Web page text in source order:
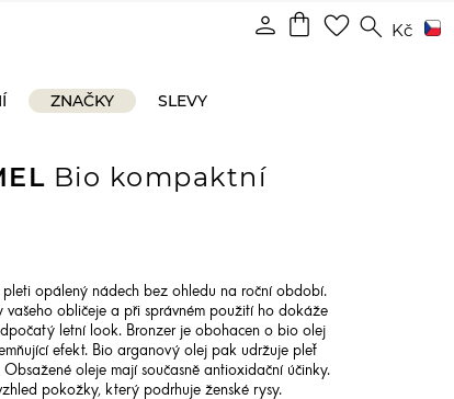
shopping_bag favorite_border search Kč
person
ZNAČKY SLEVY
Bio kompaktní
opálený nádech bez ohledu na roční období.
vašeho obličeje a při správném použití ho dokáže
letní look. Bronzer je obohacen o bio olej
efekt. Bio arganový olej pak udržuje pleť
oleje mají současně antioxidační účinky.
pokožky, který podrhuje ženské rysy.